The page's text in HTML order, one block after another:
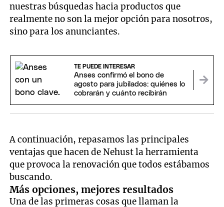
nuestras búsquedas hacia productos que
realmente no son la mejor opción para nosotros,
sino para los anunciantes.
TE PUEDE INTERESAR
Anses confirmó el bono de
agosto para jubilados: quiénes lo
cobrarán y cuánto recibirán
A continuación, repasamos las principales
ventajas que hacen de Nehust la herramienta
que provoca la renovación que todos estábamos
buscando.
Más opciones, mejores resultados
Una de las primeras cosas que llaman la